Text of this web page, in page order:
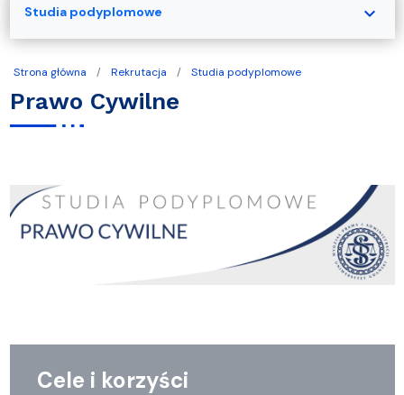
Strona główna Rekrutacja Studia podyplomowe
Prawo Cywilne
Cele i korzyści
Studia podyplomowe expand_more